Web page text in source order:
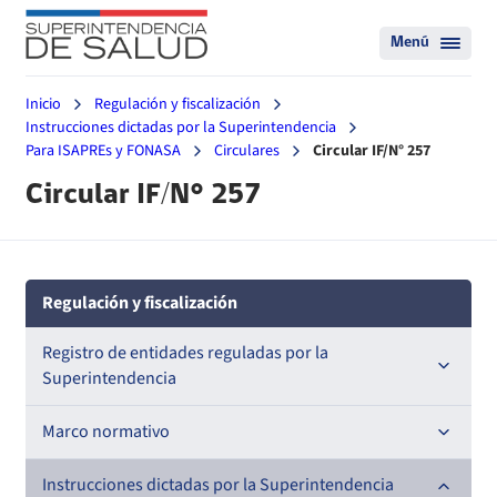
Menú
Inicio
Regulación y fiscalización
Instrucciones dictadas por la Superintendencia
Para ISAPREs y FONASA
Circulares Circular IF/N° 257
Circular IF/N° 257
Regulación y fiscalización
Registro de entidades reguladas por la
Superintendencia
Registro de Prestadores Acreditados
Nacional
Registro de Entidades Acreditadoras
Marco normativo
Leyes
Instrucciones dictadas por la Superintendencia